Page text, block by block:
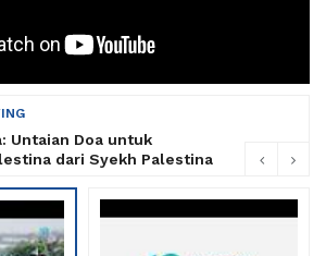
Untaian Doa untuk
dari Syekh Palestina